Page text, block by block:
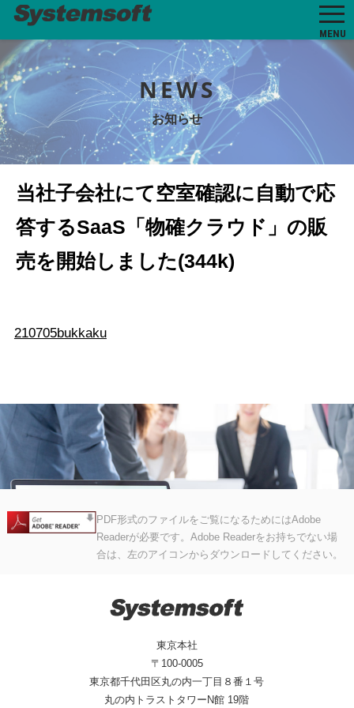
MENU
NEWS
お知らせ
当社子会社にて空室確認に自動で応
答するSaaS「物確クラウド」の販
売を開始しました(344k)
210705bukkaku
PDF形式のファイルをご覧になるためにはAdobe
Readerが必要です。Adobe Readerをお持ちでない場
合は、左のアイコンからダウンロードしてください。
東京本社
〒100-0005
東京都千代田区丸の内一丁目８番１号
丸の内トラストタワーN館 19階